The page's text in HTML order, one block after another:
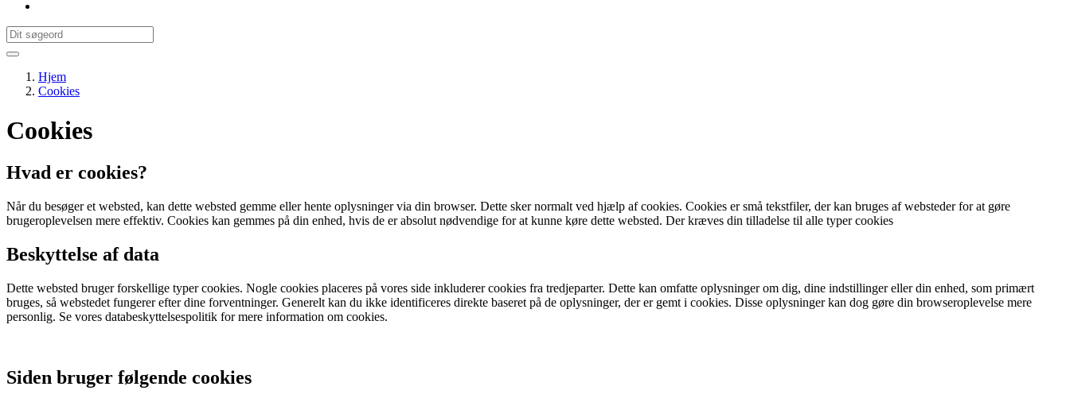
Hjem
Cookies
Cookies
Hvad er cookies?
Når du besøger et websted, kan dette websted gemme eller hente oplysninger via din browser. Dette sker normalt ved hjælp af cookies. Cookies er små tekstfiler, der kan bruges af websteder for at gøre
brugeroplevelsen mere effektiv. Cookies kan gemmes på din enhed, hvis de er absolut nødvendige for at kunne køre dette websted. Der kræves din tilladelse til alle typer cookies
Beskyttelse af data
Dette websted bruger forskellige typer cookies. Nogle cookies placeres på vores side inkluderer cookies fra tredjeparter. Dette kan omfatte oplysninger om dig, dine indstillinger eller din enhed, som primært
bruges, så webstedet fungerer efter dine forventninger. Generelt kan du ikke identificeres direkte baseret på de oplysninger, der er gemt i cookies. Disse oplysninger kan dog gøre din browseroplevelse mere
personlig. Se vores databeskyttelsespolitik for mere information om cookies.
Siden bruger følgende cookies